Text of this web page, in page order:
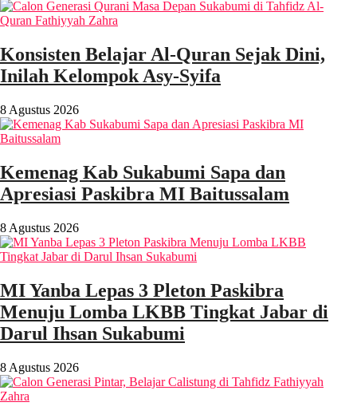
Konsisten Belajar Al-Quran Sejak Dini,
Inilah Kelompok Asy-Syifa
8 Agustus 2026
Kemenag Kab Sukabumi Sapa dan
Apresiasi Paskibra MI Baitussalam
8 Agustus 2026
MI Yanba Lepas 3 Pleton Paskibra
Menuju Lomba LKBB Tingkat Jabar di
Darul Ihsan Sukabumi
8 Agustus 2026